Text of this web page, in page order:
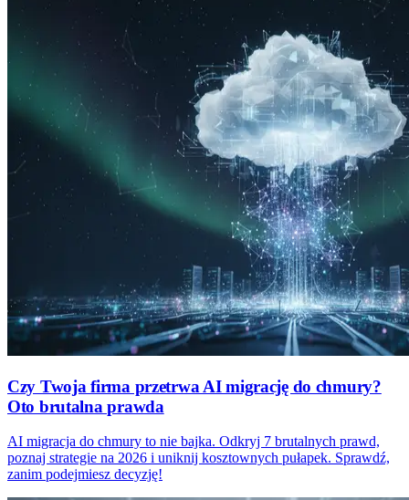
Czy Twoja firma przetrwa AI migrację do chmury?
Oto brutalna prawda
AI migracja do chmury to nie bajka. Odkryj 7 brutalnych prawd,
poznaj strategie na 2026 i uniknij kosztownych pułapek. Sprawdź,
zanim podejmiesz decyzję!